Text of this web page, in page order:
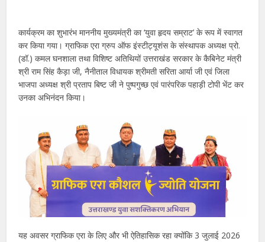
कार्यक्रम का शुभारंभ माननीय मुख्यमंत्री का ‘युवा हृदय सम्राट’ के रूप में स्वागत
कर किया गया। ग्राफिक एरा ग्रुप ऑफ इंस्टीट्यूशंस के संस्थापक अध्यक्ष प्रो.
(डॉ.) कमल घनशाला तथा विशिष्ट अतिथियों उत्तराखंड सरकार के कैबिनेट मंत्री
श्री राम सिंह कैड़ा जी, नैनीताल विधायक श्रीमती सरिता आर्या जी एवं जिला
भाजपा अध्यक्ष श्री प्रताप बिष्ट जी ने पुष्पगुच्छ एवं पारंपरिक पहाड़ी टोपी भेंट कर
उनका अभिनंदन किया।
यह अवसर ग्राफिक एरा के लिए और भी ऐतिहासिक रहा क्योंकि 3 जुलाई 2026